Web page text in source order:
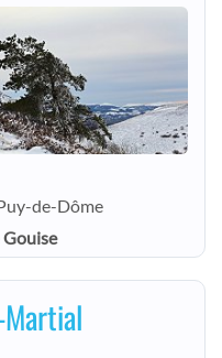
de-Dôme
Gouise